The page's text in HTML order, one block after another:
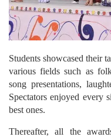
Students showcased their
various fields such as
song presentations,
Spectators enjoyed every
best ones.
Thereafter, all the